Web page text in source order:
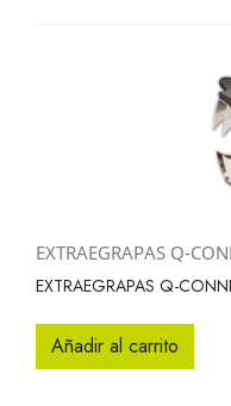
EXTRAEGRAPAS Q-
EXTRAEGRAPAS Q-
Añadir al carrito